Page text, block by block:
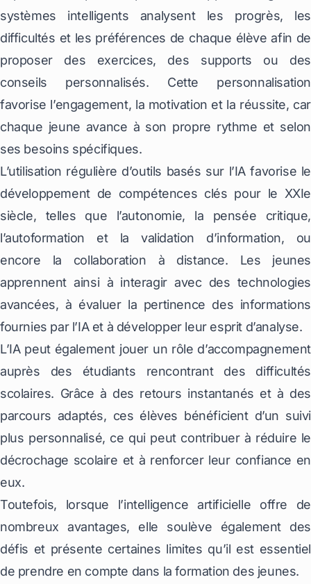
systèmes intelligents analysent les progrès, les
difficultés et les préférences de chaque élève afin de
proposer des exercices, des supports ou des
conseils personnalisés. Cette personnalisation
favorise l’engagement, la motivation et la réussite, car
chaque jeune avance à son propre rythme et selon
ses besoins spécifiques.
L’utilisation régulière d’outils basés sur l’IA favorise le
développement de compétences clés pour le XXIe
siècle, telles que l’autonomie, la pensée critique,
l’autoformation et la validation d’information, ou
encore la collaboration à distance. Les jeunes
apprennent ainsi à interagir avec des technologies
avancées, à évaluer la pertinence des informations
fournies par l’IA et à développer leur esprit d’analyse.
L’IA peut également jouer un rôle d’accompagnement
auprès des étudiants rencontrant des difficultés
scolaires. Grâce à des retours instantanés et à des
parcours adaptés, ces élèves bénéficient d’un suivi
plus personnalisé, ce qui peut contribuer à réduire le
décrochage scolaire et à renforcer leur confiance en
eux.
Toutefois, lorsque l’intelligence artificielle offre de
nombreux avantages, elle soulève également des
défis et présente certaines limites qu’il est essentiel
de prendre en compte dans la formation des jeunes.